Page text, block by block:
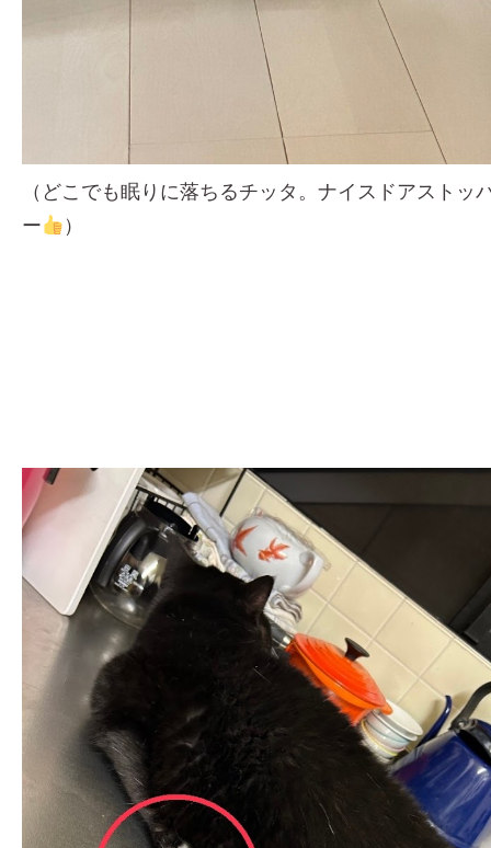
（どこでも眠りに落ちるチッタ。ナイスドアストッ
ー
）